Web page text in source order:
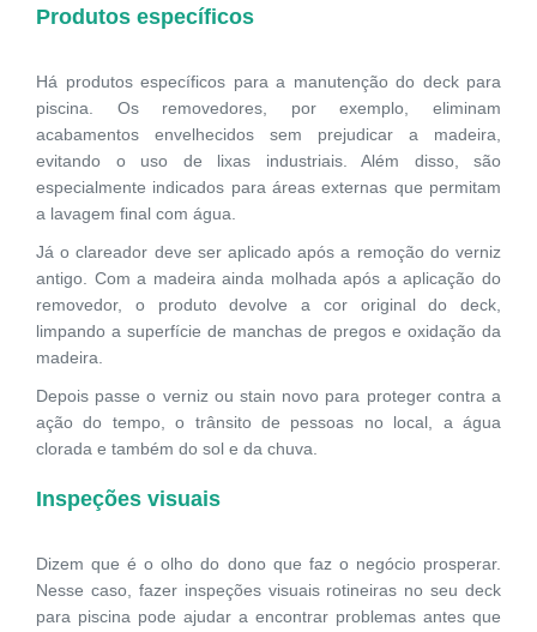
Produtos específicos
Há produtos específicos para a manutenção do deck para
piscina. Os removedores, por exemplo, eliminam
acabamentos envelhecidos sem prejudicar a madeira,
evitando o uso de lixas industriais. Além disso, são
especialmente indicados para áreas externas que permitam
a lavagem final com água.
Já o clareador deve ser aplicado após a remoção do verniz
antigo. Com a madeira ainda molhada após a aplicação do
removedor, o produto devolve a cor original do deck,
limpando a superfície de manchas de pregos e oxidação da
madeira.
Depois passe o verniz ou stain novo para proteger contra a
ação do tempo, o trânsito de pessoas no local, a água
clorada e também do sol e da chuva.
Inspeções visuais
Dizem que é o olho do dono que faz o negócio prosperar.
Nesse caso, fazer inspeções visuais rotineiras no seu deck
para piscina pode ajudar a encontrar problemas antes que